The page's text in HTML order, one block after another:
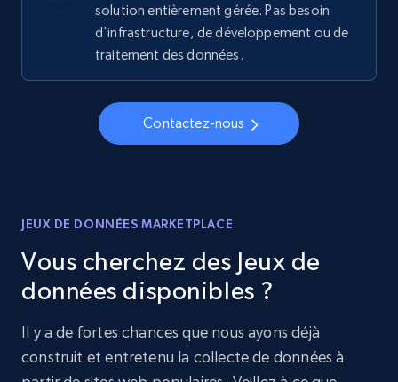
solution entièrement gérée. Pas besoin
d'infrastructure, de développement ou de
traitement des données.
Contactez-nous
JEUX DE DONNÉES MARKETPLACE
Vous cherchez des Jeux de
données disponibles ?
Il y a de fortes chances que nous ayons déjà
construit et entretenu la collecte de données à